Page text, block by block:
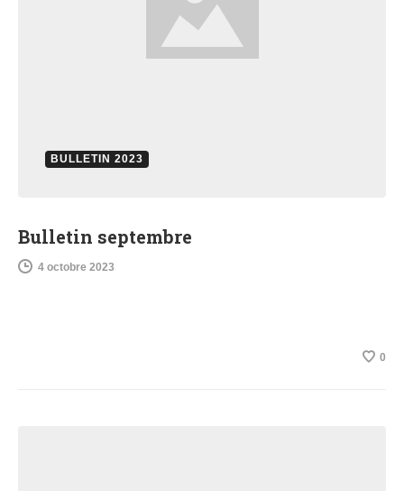
BULLETIN 2023
Bulletin septembre
4 octobre 2023
0